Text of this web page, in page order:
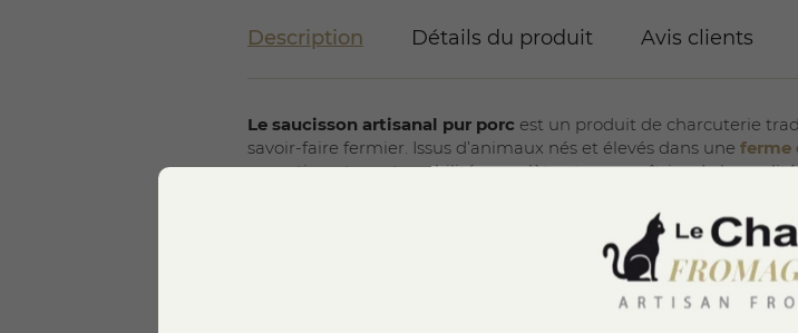
Description Détails du produit Avis clients
Le saucisson artisanal pur porc est un produit de charcuterie
savoir-faire fermier. Issus d’animaux nés et élevés dans une ferme
garantissant une traçabilité complète et une maîtrise de la qualité
Ce saucisson est transformé directement sur le lieu d’élevage,
sécurité alimentaire . Chaque étape
des méthodes traditionnelles de la charcuterie française.
viande de porc sélectionnée ,